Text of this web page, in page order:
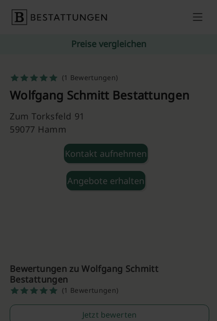
Preise vergleichen
(1 Bewertungen)
Wolfgang Schmitt Bestattungen
Zum Torksfeld 91
59077 Hamm
Kontakt aufnehmen
Angebote erhalten
Bewertungen zu Wolfgang Schmitt
Bestattungen
(1 Bewertungen)
Jetzt bewerten